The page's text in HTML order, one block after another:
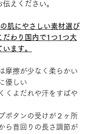
えください。
肌にやさしい素材選び
だわり国内で1つ1つ大
ます。
摩擦が少なく柔らかい
優しい
くよだれや汗をすばや
ボタンの受けが２ヶ所
ら首回りの長さ調節が